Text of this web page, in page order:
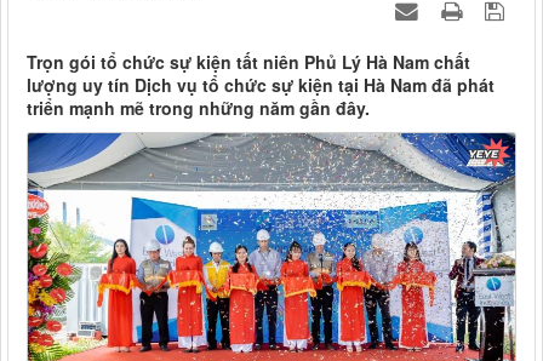
Trọn gói tổ chức sự kiện tất niên Phủ Lý Hà Nam chất
lượng uy tín Dịch vụ tổ chức sự kiện tại Hà Nam đã phát
triển mạnh mẽ trong những năm gần đây.